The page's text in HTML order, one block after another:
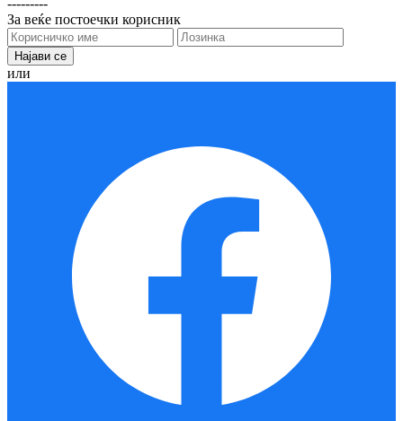
---------
За веќе постоечки корисник
или